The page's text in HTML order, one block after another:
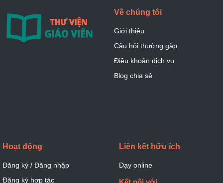
Về chúng tôi
Giới thiệu
Câu hỏi thường gặp
Điều khoản dịch vụ
Blog chia sẻ
Hoạt động
Đăng ký / Đăng nhập
Đăng ký hợp tác
Liên kết hữu ích
Dạy online